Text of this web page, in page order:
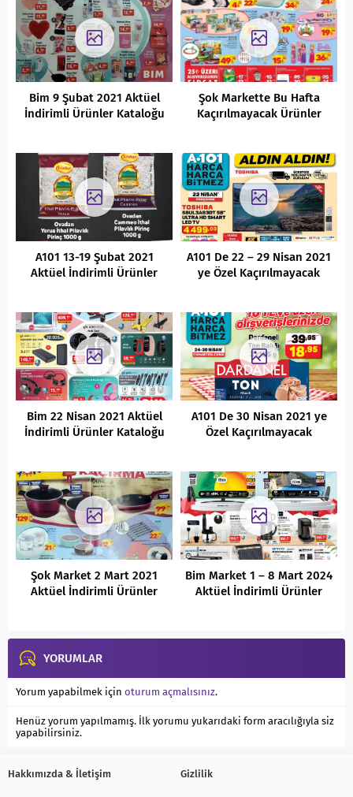
Bim 9 Şubat 2021 Aktüel
İndirimli Ürünler Kataloğu
Şok Markette Bu Hafta
Kaçırılmayacak Ürünler
A101 13-19 Şubat 2021
Aktüel İndirimli Ürünler
A101 De 22 – 29 Nisan 2021
ye Özel Kaçırılmayacak
Bim 22 Nisan 2021 Aktüel
İndirimli Ürünler Kataloğu
A101 De 30 Nisan 2021 ye
Özel Kaçırılmayacak
Şok Market 2 Mart 2021
Aktüel İndirimli Ürünler
Bim Market 1 – 8 Mart 2024
Aktüel İndirimli Ürünler
YORUMLAR
Yorum yapabilmek için oturum açmalısınız.
Henüz yorum yapılmamış. İlk yorumu yukarıdaki form aracılığıyla siz
yapabilirsiniz.
Hakkımızda & İletişim Gizlilik